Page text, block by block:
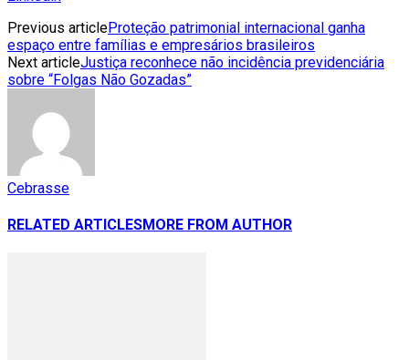
Previous articleProteção patrimonial internacional ganha
espaço entre famílias e empresários brasileiros
Next articleJustiça reconhece não incidência previdenciária
sobre “Folgas Não Gozadas”
Cebrasse
RELATED ARTICLESMORE FROM AUTHOR